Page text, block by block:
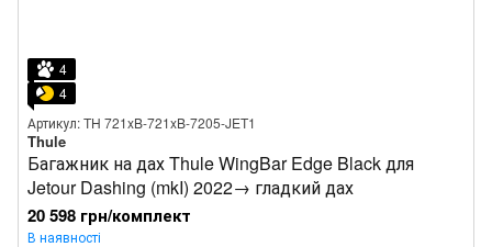
4
4
Артикул: TH 721xB-721xB-7205-JET1
Thule
Багажник на дах Thule WingBar Edge Black для
Jetour Dashing (mkI) 2022→ гладкий дах
20 598 грн/комплект
В наявності